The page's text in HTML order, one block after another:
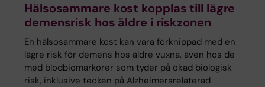
Hälsosammare kost kopplas till lägre
demensrisk hos äldre i riskzonen
En hälsosammare kost kan vara förknippad med en
lägre risk för demens hos äldre vuxna, även hos de
med blodbiomarkörer som tyder på ökad biologisk
risk, inklusive tecken på Alzheimersrelaterad